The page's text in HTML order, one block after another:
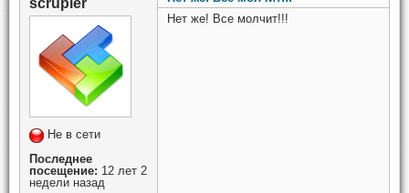
scrupler
Не в сети
Последнее
посещение: 12 лет 2
недели назад
Нет же! Все молчит!!!